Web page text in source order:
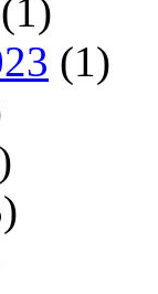
(1)
(1)